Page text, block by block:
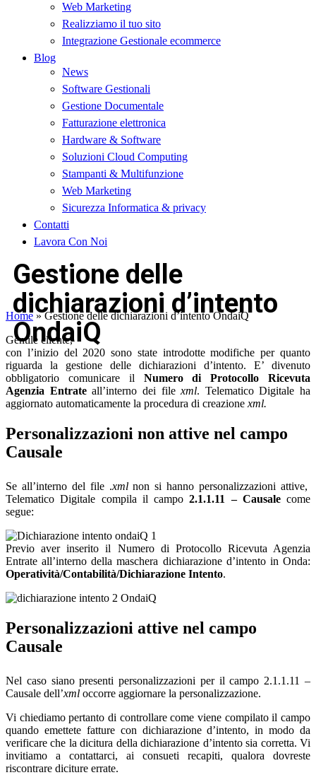
Web Marketing
Realizziamo il tuo sito
Integrazione Gestionale ecommerce
Blog
News
Software Gestionali
Gestione Documentale
Fatturazione elettronica
Hardware & Software
Soluzioni Cloud Computing
Stampanti & Multifunzione
Web Marketing
Sicurezza Informatica & privacy
Contatti
Lavora Con Noi
Gestione delle
dichiarazioni d’intento
OndaiQ
Home »Gestione delle dichiarazioni d’intento OndaiQ
Gentile cliente,
con l’inizio del 2020 sono state introdotte modifiche per quanto
riguarda la gestione delle dichiarazioni d’intento. E’ divenuto
obbligatorio comunicare il Numero di Protocollo Ricevuta
Agenzia Entrateall’interno dei filexml. Telematico Digitale ha
aggiornato automaticamente la procedura di creazione xml.
Personalizzazioni non attive nel campo
Causale
Se all’interno del file .xmlnon si hanno personalizzazioni attive,
Telematico Digitale compila il campo2.1.1.11 – Causale come
segue:
Previo aver inserito il Numero di Protocollo Ricevuta Agenzia
Entrate all’interno della maschera dichiarazione d’intento in Onda:
Operatività/Contabilità/Dichiarazione Intento.
Personalizzazioni attive nel campo
Causale
Nel caso siano presenti personalizzazioni per il campo 2.1.1.11 –
Causale dell’xml occorre aggiornare la personalizzazione.
Vi chiediamo pertanto di controllare come viene compilato il campo
quando emettete fatture con dichiarazione d’intento, in modo da
verificare che la dicitura della dichiarazione d’intento sia corretta. Vi
invitiamo a contattarci, ai consueti recapiti, qualora dovreste
riscontrare diciture errate.